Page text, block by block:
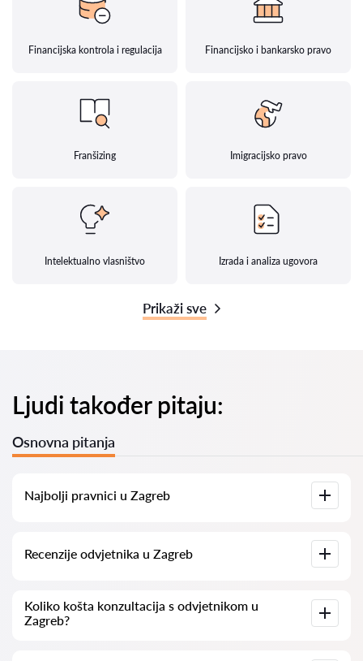
Financijska kontrola i regulacija Financijsko i bankarsko pravo
Franšizing Imigracijsko pravo
Intelektualno vlasništvo Izrada i analiza ugovora
Prikaži sve
Ljudi također pitaju:
Osnovna pitanja
Najbolji pravnici u Zagreb
informacijama. Cijene, recenzije, telefonski brojevi i adrese.
Recenzije odvjetnika u Zagreb
odvjetnicima. Ne brišemo negativne recenzije niti postoji
mogućnost njihovog lažnog povećavanja.
Koliko košta konzultacija s odvjetnikom u
Zagreb?